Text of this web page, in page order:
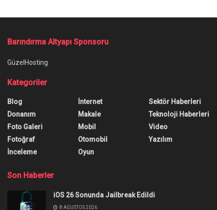
Barındırma Altyapı Sponsoru
GüzelHosting
Kategoriler
Blog
Donanım
Foto Galeri
Fotoğraf
İnceleme
İnternet
Makale
Mobil
Otomobil
Oyun
Sektör Haberleri
Teknoloji Haberleri
Video
Yazılım
Son Haberler
iOS 26 Sonunda Jailbreak Edildi
8 AĞUSTOS 2026